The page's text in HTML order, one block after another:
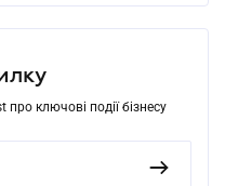
ключові події бізнесу